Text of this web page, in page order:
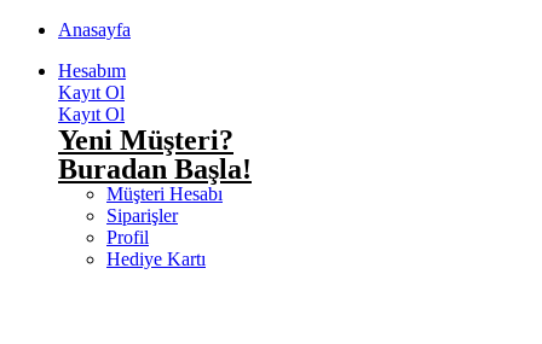
Anasayfa
Hesabım
Kayıt Ol
Kayıt Ol
Yeni Müşteri?
Buradan Başla!
Müşteri Hesabı
Siparişler
Profil
Hediye Kartı